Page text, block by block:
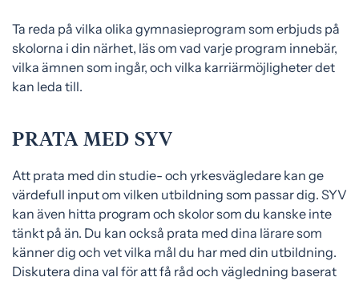
Ta reda på vilka olika gymnasieprogram som erbjuds på
skolorna i din närhet, läs om vad varje program innebär,
vilka ämnen som ingår, och vilka karriärmöjligheter det
kan leda till.
PRATA MED SYV
Att prata med din studie- och yrkesvägledare kan ge
värdefull input om vilken utbildning som passar dig. SYV
kan även hitta program och skolor som du kanske inte
tänkt på än. Du kan också prata med dina lärare som
känner dig och vet vilka mål du har med din utbildning.
Diskutera dina val för att få råd och vägledning baserat